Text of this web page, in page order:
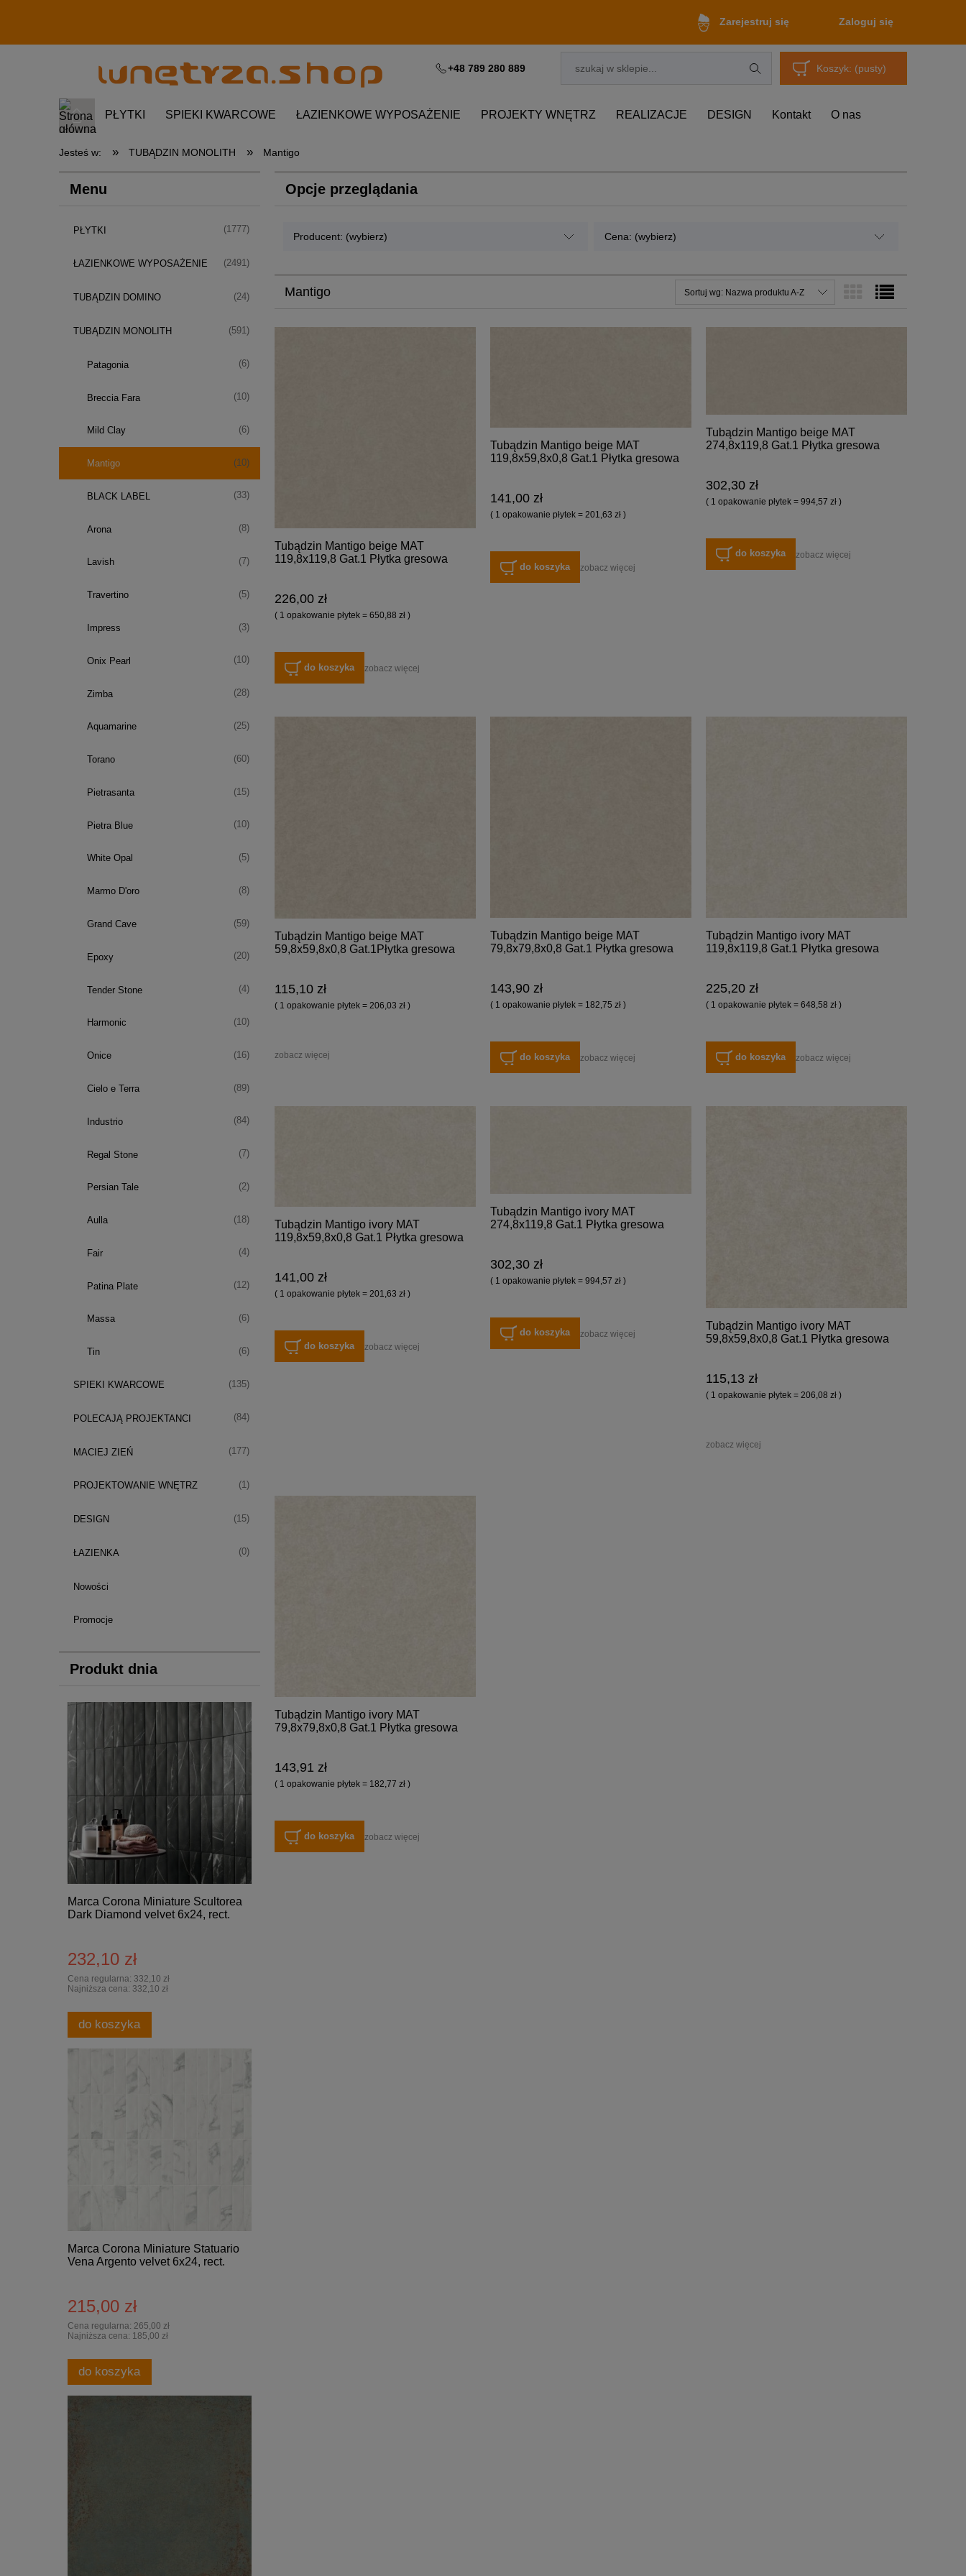
Zarejestruj się Zaloguj się
Koszyk: (pusty)
+48 789 280 889
PŁYTKI SPIEKI KWARCOWE ŁAZIENKOWE WYPOSAŻENIE PROJEKTY WNĘTRZ REALIZACJE DESIGN Kontakt O nas
Jesteś w: » TUBĄDZIN MONOLITH » Mantigo
Menu
PŁYTKI (1777)
ŁAZIENKOWE WYPOSAŻENIE (2491)
TUBĄDZIN DOMINO (24)
TUBĄDZIN MONOLITH (591)
Patagonia (6)
Breccia Fara (10)
Mild Clay (6)
Mantigo (10)
BLACK LABEL (33)
Arona (8)
Lavish (7)
Travertino (5)
Impress (3)
Onix Pearl (10)
Zimba (28)
Aquamarine (25)
Torano (60)
Pietrasanta (15)
Pietra Blue (10)
White Opal (5)
Marmo D'oro (8)
Grand Cave (59)
Epoxy (20)
Tender Stone (4)
Harmonic (10)
Onice (16)
Cielo e Terra (89)
Industrio (84)
Regal Stone (7)
Persian Tale (2)
Aulla (18)
Fair (4)
Patina Plate (12)
Massa (6)
Tin (6)
SPIEKI KWARCOWE (135)
POLECAJĄ PROJEKTANCI (84)
MACIEJ ZIEŃ (177)
PROJEKTOWANIE WNĘTRZ (1)
DESIGN (15)
ŁAZIENKA (0)
Nowości
Promocje
Produkt dnia
Marca Corona Miniature Scultorea
Dark Diamond velvet 6x24, rect.
232,10 zł
Cena regularna: 332,10 zł
Najniższa cena: 332,10 zł
do koszyka
Marca Corona Miniature Statuario
Vena Argento velvet 6x24, rect.
215,00 zł
Cena regularna: 265,00 zł
Najniższa cena: 185,00 zł
do koszyka
Opcje przeglądania
Producent: (wybierz) Cena: (wybierz)
Mantigo Sortuj wg: Nazwa produktu A-Z
Tubądzin Mantigo beige MAT
119,8x119,8 Gat.1 Płytka gresowa
226,00 zł
( 1 opakowanie płytek = 650,88 zł )
do koszyka zobacz więcej
Tubądzin Mantigo beige MAT
119,8x59,8x0,8 Gat.1 Płytka gresowa
141,00 zł
( 1 opakowanie płytek = 201,63 zł )
do koszyka zobacz więcej
Tubądzin Mantigo beige MAT
274,8x119,8 Gat.1 Płytka gresowa
302,30 zł
( 1 opakowanie płytek = 994,57 zł )
do koszyka zobacz więcej
Tubądzin Mantigo beige MAT
59,8x59,8x0,8 Gat.1Płytka gresowa
115,10 zł
( 1 opakowanie płytek = 206,03 zł )
zobacz więcej
Tubądzin Mantigo beige MAT
79,8x79,8x0,8 Gat.1 Płytka gresowa
143,90 zł
( 1 opakowanie płytek = 182,75 zł )
do koszyka zobacz więcej
Tubądzin Mantigo ivory MAT
119,8x119,8 Gat.1 Płytka gresowa
225,20 zł
( 1 opakowanie płytek = 648,58 zł )
do koszyka zobacz więcej
Tubądzin Mantigo ivory MAT
119,8x59,8x0,8 Gat.1 Płytka gresowa
141,00 zł
( 1 opakowanie płytek = 201,63 zł )
do koszyka zobacz więcej
Tubądzin Mantigo ivory MAT
274,8x119,8 Gat.1 Płytka gresowa
302,30 zł
( 1 opakowanie płytek = 994,57 zł )
do koszyka zobacz więcej
Tubądzin Mantigo ivory MAT
59,8x59,8x0,8 Gat.1 Płytka gresowa
115,13 zł
( 1 opakowanie płytek = 206,08 zł )
zobacz więcej
Tubądzin Mantigo ivory MAT
79,8x79,8x0,8 Gat.1 Płytka gresowa
143,91 zł
( 1 opakowanie płytek = 182,77 zł )
do koszyka zobacz więcej